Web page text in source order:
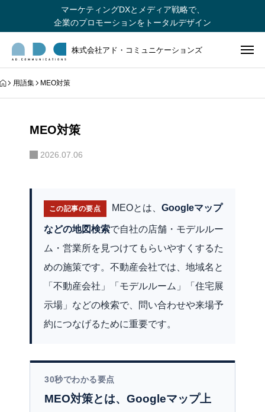
マーケティングDXとメディア戦略で、
企業のプロモーションをトータルデザイン
株式会社アド・コミュニケーションズ
用語集 MEO対策
MEO対策
2026.07.06
この記事の要点 MEOとは、 Googleマップ
などの地図検索で自社の店舗・モデルルー
ム・営業所を見つけてもらいやすくするた
めの施策です。不動産会社では、地域名と
「不動産会社」「モデルルーム」「住宅展
示場」などの検索で、問い合わせや来場予
約につなげるために重要です。
30秒でわかる要点
MEO対策とは、Googleマップ上